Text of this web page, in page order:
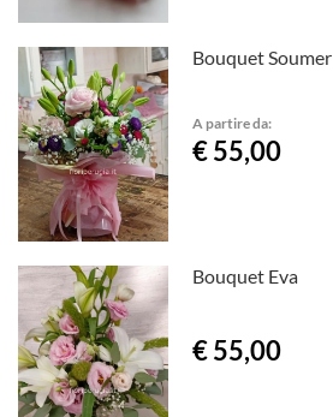
Bouquet Soumer
A partire da:
€ 55,00
Bouquet Eva
€ 55,00